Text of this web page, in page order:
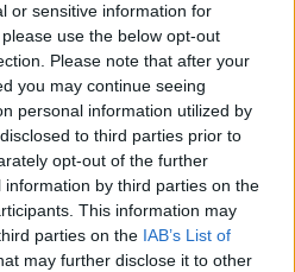
or sensitive information for
use the below opt-out
Please note that after your
you may continue seeing
personal information utilized by
to third parties prior to
opt-out of the further
by third parties on the
This information may
parties on the IAB’s List of
may further disclose it to other
nowe, piękne życie po
Papież Franciszek
Henryka Hosera, a
Aldo Cavalli.
miejscu i potwierdzają, że to,
jest zgodne z nauczaniem